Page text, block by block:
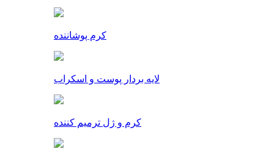
کرم پوشاننده
لایه بردار پوست و اسکراب
کرم و ژل ترمیم کننده